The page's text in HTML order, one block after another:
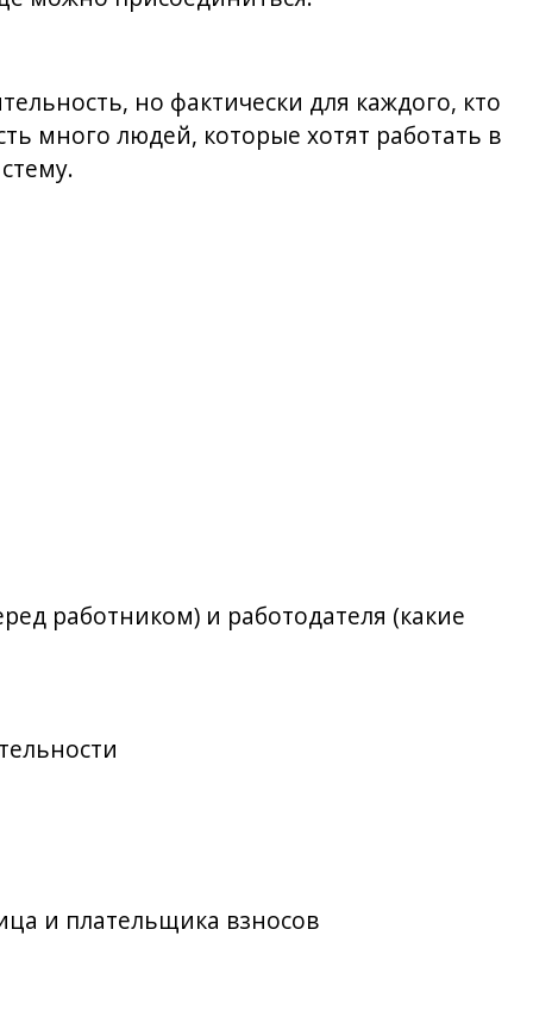
но фактически для каждого, кто
много людей, которые хотят работать в
работником) и работодателя (какие
и плательщика взносов